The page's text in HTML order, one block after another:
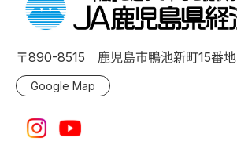
〒890-8515 鹿児島市鴨池新町15番地
Google Map